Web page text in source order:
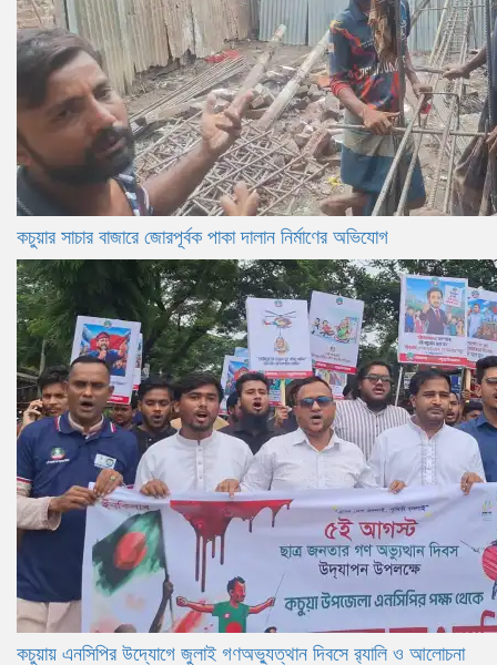
কচুয়ার সাচার বাজারে জোরপূর্বক পাকা দালান নির্মাণের অভিযোগ
কচুয়ায় এনসিপির উদ্যোগে জুলাই গণঅভ্যুত্থান দিবসে র‌্যালি ও আলোচনা